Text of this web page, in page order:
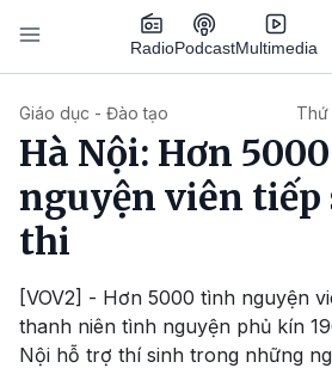
Nhảy đến nội dung
RadioPodcastMultimedia
Giáo dục - Đào tạo Thứ
Hà Nội: Hơn
nguyện viên tiếp
thi
[VOV2] - Hơn 5000 tình nguyện
thanh niên tình nguyện phủ kín
Nội hỗ trợ thí sinh trong những